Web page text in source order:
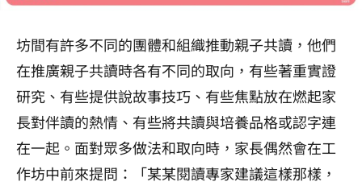
坊間有許多不同的團體和組織推動親子共讀，他們
在推廣親子共讀時各有不同的取向，有些著重實證
研究、有些提供說故事技巧、有些焦點放在燃起家
長對伴讀的熱情、有些將共讀與培養品格或認字連
在一起。面對眾多做法和取向時，家長偶然會在工
作坊中前來提問：「某某閱讀專家建議這樣那樣，